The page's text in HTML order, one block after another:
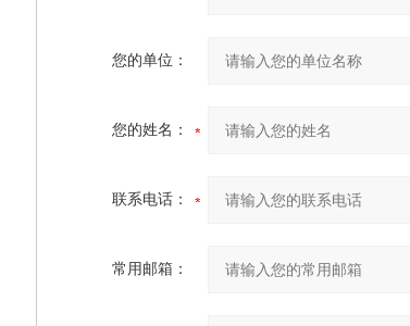
您的单位：
您的姓名：
联系电话：
常用邮箱：